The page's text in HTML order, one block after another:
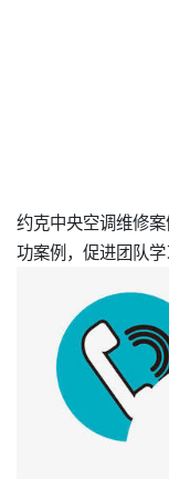
约克中央空调维修
功案例，促进团队学